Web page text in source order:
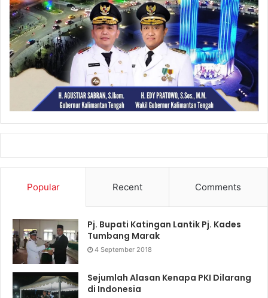
Popular Recent Comments
Pj. Bupati Katingan Lantik Pj. Kades
Tumbang Marak
4 September 2018
Sejumlah Alasan Kenapa PKI Dilarang
di Indonesia